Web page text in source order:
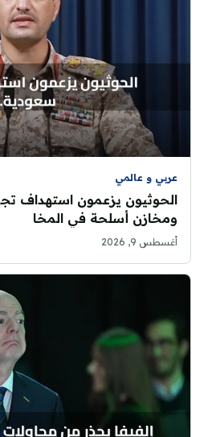
عربي و عالمي
الحوثيون يزعمون استهداف
ومخازن أسلحة في المخا
أغسطس 9, 2026